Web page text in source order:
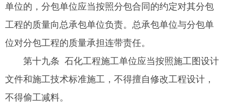
单位的，分包单位应当按照分包合同的约定对其分包
工程的质量向总承包单位负责。总承包单位与分包单
位对分包工程的质量承担连带责任。
第十九条 石化工程施工单位应当按照施工图设计
文件和施工技术标准施工，不得擅自修改工程设计，
不得偷工减料。